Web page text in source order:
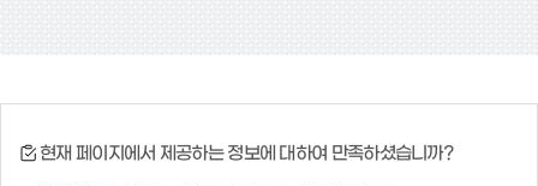
현재 페이지에서 제공하는 정보에 대하여 만족하셨습니까?